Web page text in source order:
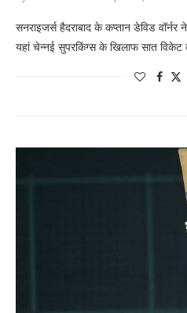
सनराइजर्स हैदराबाद के कप्तान डेविड वॉर्नर
यहां चेन्नई सुपरकिंग्स के खिलाफ सात विकेट